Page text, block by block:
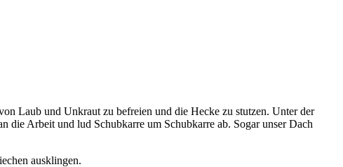
Laub und Unkraut zu befreien und die Hecke zu stutzen. Unter der
die Arbeit und lud Schubkarre um Schubkarre ab. Sogar unser Dach
ausklingen.